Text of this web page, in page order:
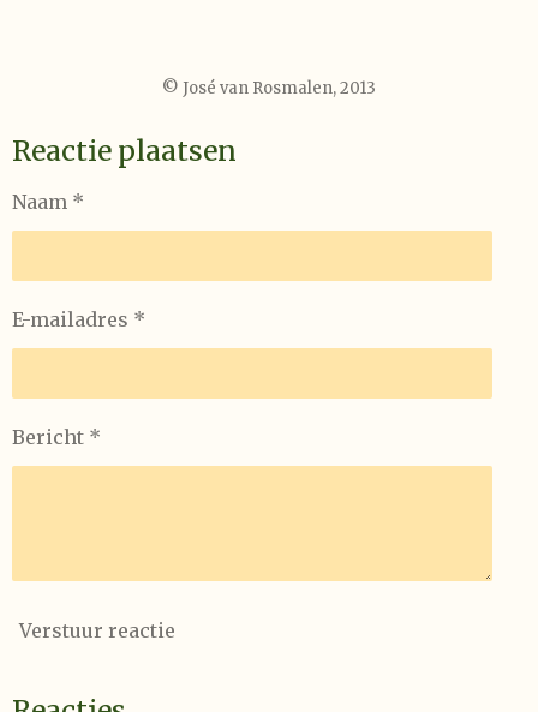
© José van Rosmalen, 2013
Reactie plaatsen
Naam *
E-mailadres *
Bericht *
Verstuur reactie